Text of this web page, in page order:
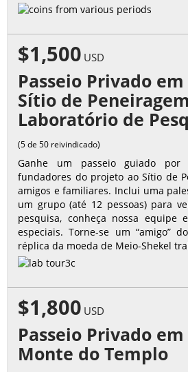
$1,500 USD
Passeio Privado
Sítio de
Laboratório de
(5 de 50 reivindicado)
Ganhe um passeio guiado
fundadores do projeto ao Sítio de
amigos e familiares. Inclui uma
um grupo (até 12 pessoas) para
pesquisa, conheça nossa equipe
especiais. Torne-se um “amigo”
réplica da moeda de Meio-Shekel
$1,800 USD
Passeio Privado
Monte do Templo